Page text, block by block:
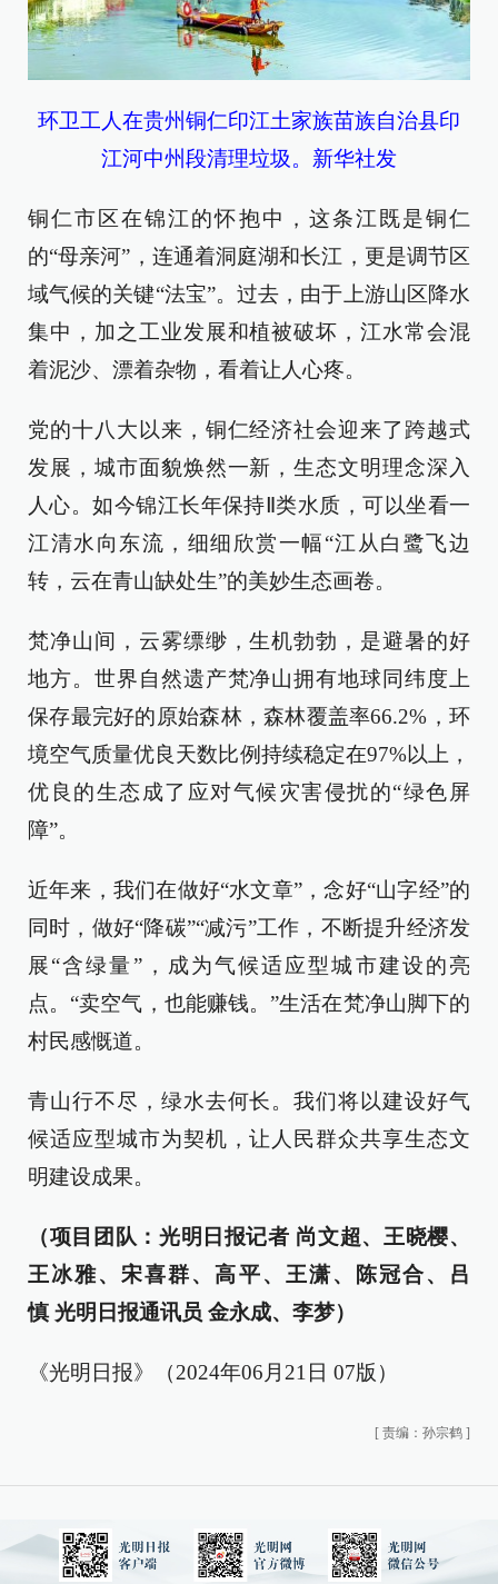
环卫工人在贵州铜仁印江土家族苗族自治县印
江河中州段清理垃圾。新华社发
铜仁市区在锦江的怀抱中，这条江既是铜仁
的“母亲河”，连通着洞庭湖和长江，更是调节区
域气候的关键“法宝”。过去，由于上游山区降水
集中，加之工业发展和植被破坏，江水常会混
着泥沙、漂着杂物，看着让人心疼。
党的十八大以来，铜仁经济社会迎来了跨越式
发展，城市面貌焕然一新，生态文明理念深入
人心。如今锦江长年保持Ⅱ类水质，可以坐看一
江清水向东流，细细欣赏一幅“江从白鹭飞边
转，云在青山缺处生”的美妙生态画卷。
梵净山间，云雾缥缈，生机勃勃，是避暑的好
地方。世界自然遗产梵净山拥有地球同纬度上
保存最完好的原始森林，森林覆盖率66.2%，环
境空气质量优良天数比例持续稳定在97%以上，
优良的生态成了应对气候灾害侵扰的“绿色屏
障”。
近年来，我们在做好“水文章”，念好“山字经”的
同时，做好“降碳”“减污”工作，不断提升经济发
展“含绿量”，成为气候适应型城市建设的亮
点。“卖空气，也能赚钱。”生活在梵净山脚下的
村民感慨道。
青山行不尽，绿水去何长。我们将以建设好气
候适应型城市为契机，让人民群众共享生态文
明建设成果。
（项目团队：光明日报记者 尚文超、王晓樱、
王冰雅、宋喜群、高平、王潇、陈冠合、吕
慎 光明日报通讯员 金永成、李梦）
《光明日报》（2024年06月21日 07版）
[ 责编：孙宗鹤 ]